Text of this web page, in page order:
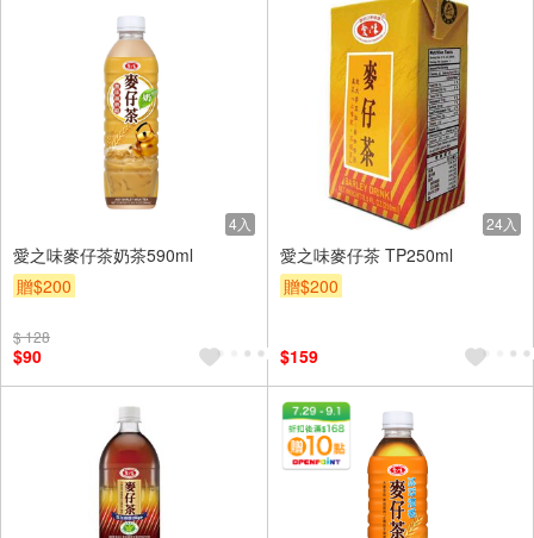
4入
愛之味麥仔茶奶茶590ml
贈$200
$ 128
$90
24入
愛之味麥仔茶 TP250ml
贈$200
$159